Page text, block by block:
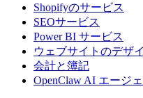
Shopifyのサービス
SEOサービス
Power BI サービス
ウェブサイトのデザ
会計と簿記
OpenClaw AI エージ